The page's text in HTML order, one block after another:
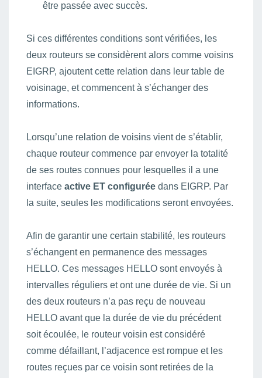
être passée avec succès.
Si ces différentes conditions sont vérifiées, les
deux routeurs se considèrent alors comme voisins
EIGRP, ajoutent cette relation dans leur table de
voisinage, et commencent à s’échanger des
informations.
Lorsqu’une relation de voisins vient de s’établir,
chaque routeur commence par envoyer la totalité
de ses routes connues pour lesquelles il a une
interface active ET configurée dans EIGRP. Par
la suite, seules les modifications seront envoyées.
Afin de garantir une certain stabilité, les routeurs
s’échangent en permanence des messages
HELLO. Ces messages HELLO sont envoyés à
intervalles réguliers et ont une durée de vie. Si un
des deux routeurs n’a pas reçu de nouveau
HELLO avant que la durée de vie du précédent
soit écoulée, le routeur voisin est considéré
comme défaillant, l’adjacence est rompue et les
routes reçues par ce voisin sont retirées de la